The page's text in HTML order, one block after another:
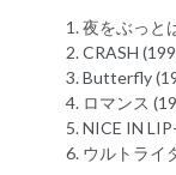
夜をぶっと
CRASH
Butterfly
ロマンス
NICE IN
ウルトライ